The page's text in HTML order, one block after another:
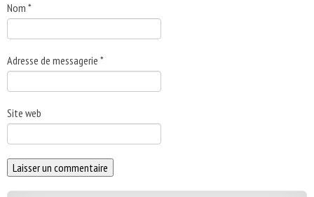
Nom *
Adresse de messagerie *
Site web